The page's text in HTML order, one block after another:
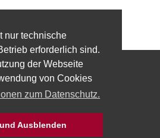
nur technische
erforderlich sind.
der Webseite
von Cookies
zum Datenschutz.
Ausblenden
Fachbereiche